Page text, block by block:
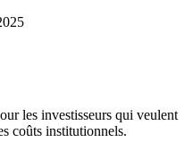
les investisseurs qui veulent
coûts institutionnels.